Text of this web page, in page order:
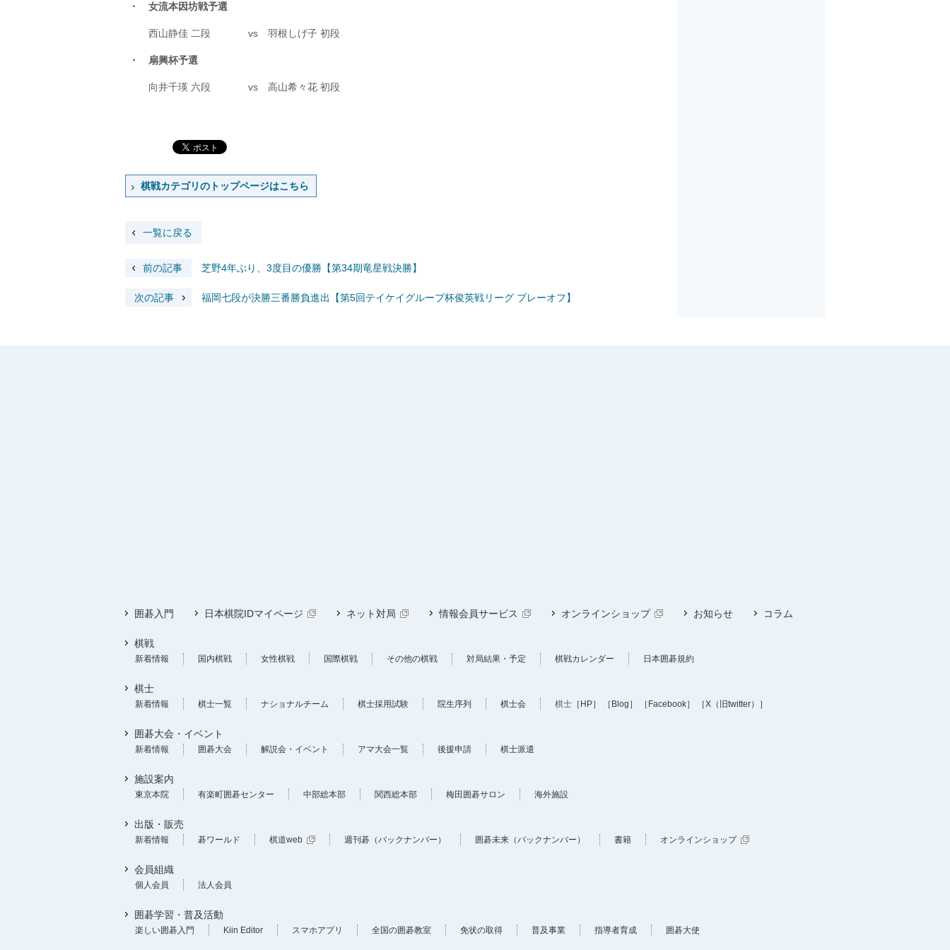
・ 女流本因坊戦予選
西山静佳 二段 vs 羽根しげ子 初段
・ 扇興杯予選
向井千瑛 六段 vs 高山希々花 初段
棋戦カテゴリのトップページはこちら
一覧に戻る
前の記事 芝野4年ぶり、3度目の優勝【第34期竜星戦決勝】
次の記事 福岡七段が決勝三番勝負進出【第5回テイケイグループ杯俊英戦リーグ プレーオフ】
囲碁入門 日本棋院IDマイページ ネット対局 情報会員サービス オンラインショップ お知らせ コラム
棋戦
新着情報 国内棋戦 女性棋戦 国際棋戦 その他の棋戦 対局結果・予定 棋戦カレンダー 日本囲碁規約
棋士
新着情報 棋士一覧 ナショナルチーム 棋士採用試験 院生序列 棋士会 棋士 ［HP］ ［Blog］ ［Facebook］ ［X（旧twitter）］
囲碁大会・イベント
新着情報 囲碁大会 解説会・イベント アマ大会一覧 後援申請 棋士派遣
施設案内
東京本院 有楽町囲碁センター 中部総本部 関西総本部 梅田囲碁サロン 海外施設
出版・販売
新着情報 碁ワールド 棋道web 週刊碁（バックナンバー） 囲碁未来（バックナンバー） 書籍 オンラインショップ
会員組織
個人会員 法人会員
囲碁学習・普及活動
楽しい囲碁入門 Kiin Editor スマホアプリ 全国の囲碁教室 免状の取得 普及事業 指導者育成 囲碁大使